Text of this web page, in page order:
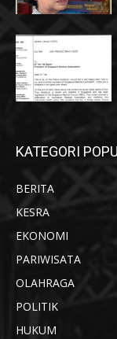
KATEGORI
BERITA
KESRA
EKONOMI
PARIWISATA
OLAHRAGA
POLITIK
HUKUM